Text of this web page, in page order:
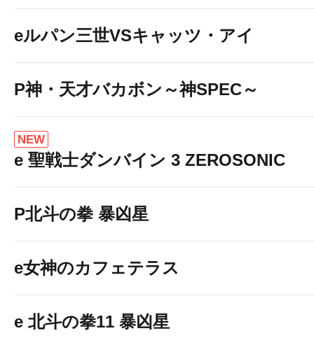
eルパン三世VSキャッツ・アイ
P神・天才バカボン～神SPEC～
NEW
e 聖戦士ダンバイン 3 ZEROSONIC
P北斗の拳 暴凶星
e女神のカフェテラス
e 北斗の拳11 暴凶星